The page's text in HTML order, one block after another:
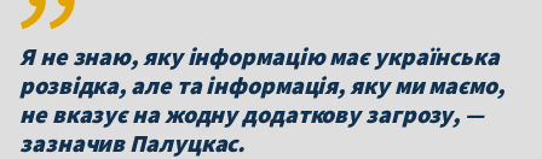
Я не знаю, яку інформацію має українська
розвідка, але та інформація, яку ми маємо,
не вказує на жодну додаткову загрозу, —
зазначив Палуцкас.